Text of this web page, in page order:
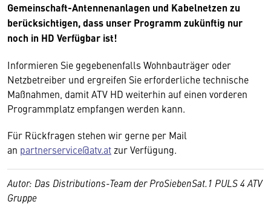
Gemeinschaft-Antennenanlagen und Kabelnetzen zu
berücksichtigen, dass unser Programm zukünftig nur
noch in HD Verfügbar ist!
Informieren Sie gegebenenfalls Wohnbauträger oder
Netzbetreiber und ergreifen Sie erforderliche technische
Maßnahmen, damit ATV HD weiterhin auf einen vorderen
Programmplatz empfangen werden kann.
Für Rückfragen stehen wir gerne per Mail
an partnerservice@atv.at zur Verfügung.
Autor: Das Distributions-Team der ProSiebenSat.1 PULS 4 ATV
Gruppe